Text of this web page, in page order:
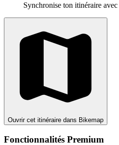
Synchronise ton itinéraire avec
Ouvrir cet itinéraire dans Bikemap
Fonctionnalités Premium